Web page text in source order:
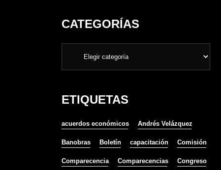
CATEGORÍAS
ETIQUETAS
acuerdos económicos Andrés Velázquez
Banobras Boletín capacitación Comisión
Comparecencia Comparecencias Congreso